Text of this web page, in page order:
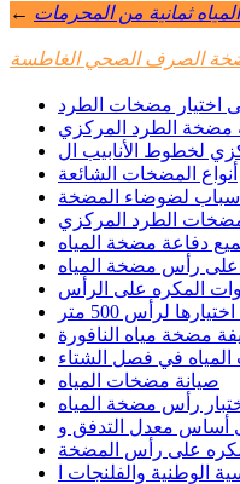
← ثمانية من المحرمات
الصرف الصحي الغاطسة
مضخة الطرد المركزي
أنواع المضخات الشائعة
أسباب لضوضاء المضخة
الطرد المركزي
دفاعة مضخة المياه
على رأس مضخة المياه
المكره على الرأس
لرأس 500 متر
مضخة مياه النافورة
في فصل الشتاء
صيانة مضخات المياه
رأس مضخة المياه
على رأس المضخة